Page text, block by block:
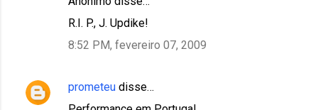
R.I. P., J. Updike!
8:52 PM, fevereiro 07, 2009
prometeu disse…